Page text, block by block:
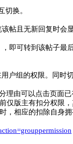
切换。
帖且无新回复时会
即可转到该帖子最
户组的权限。同时
由可以点击页面
仅版主有扣分权限
，相应的扣除自身